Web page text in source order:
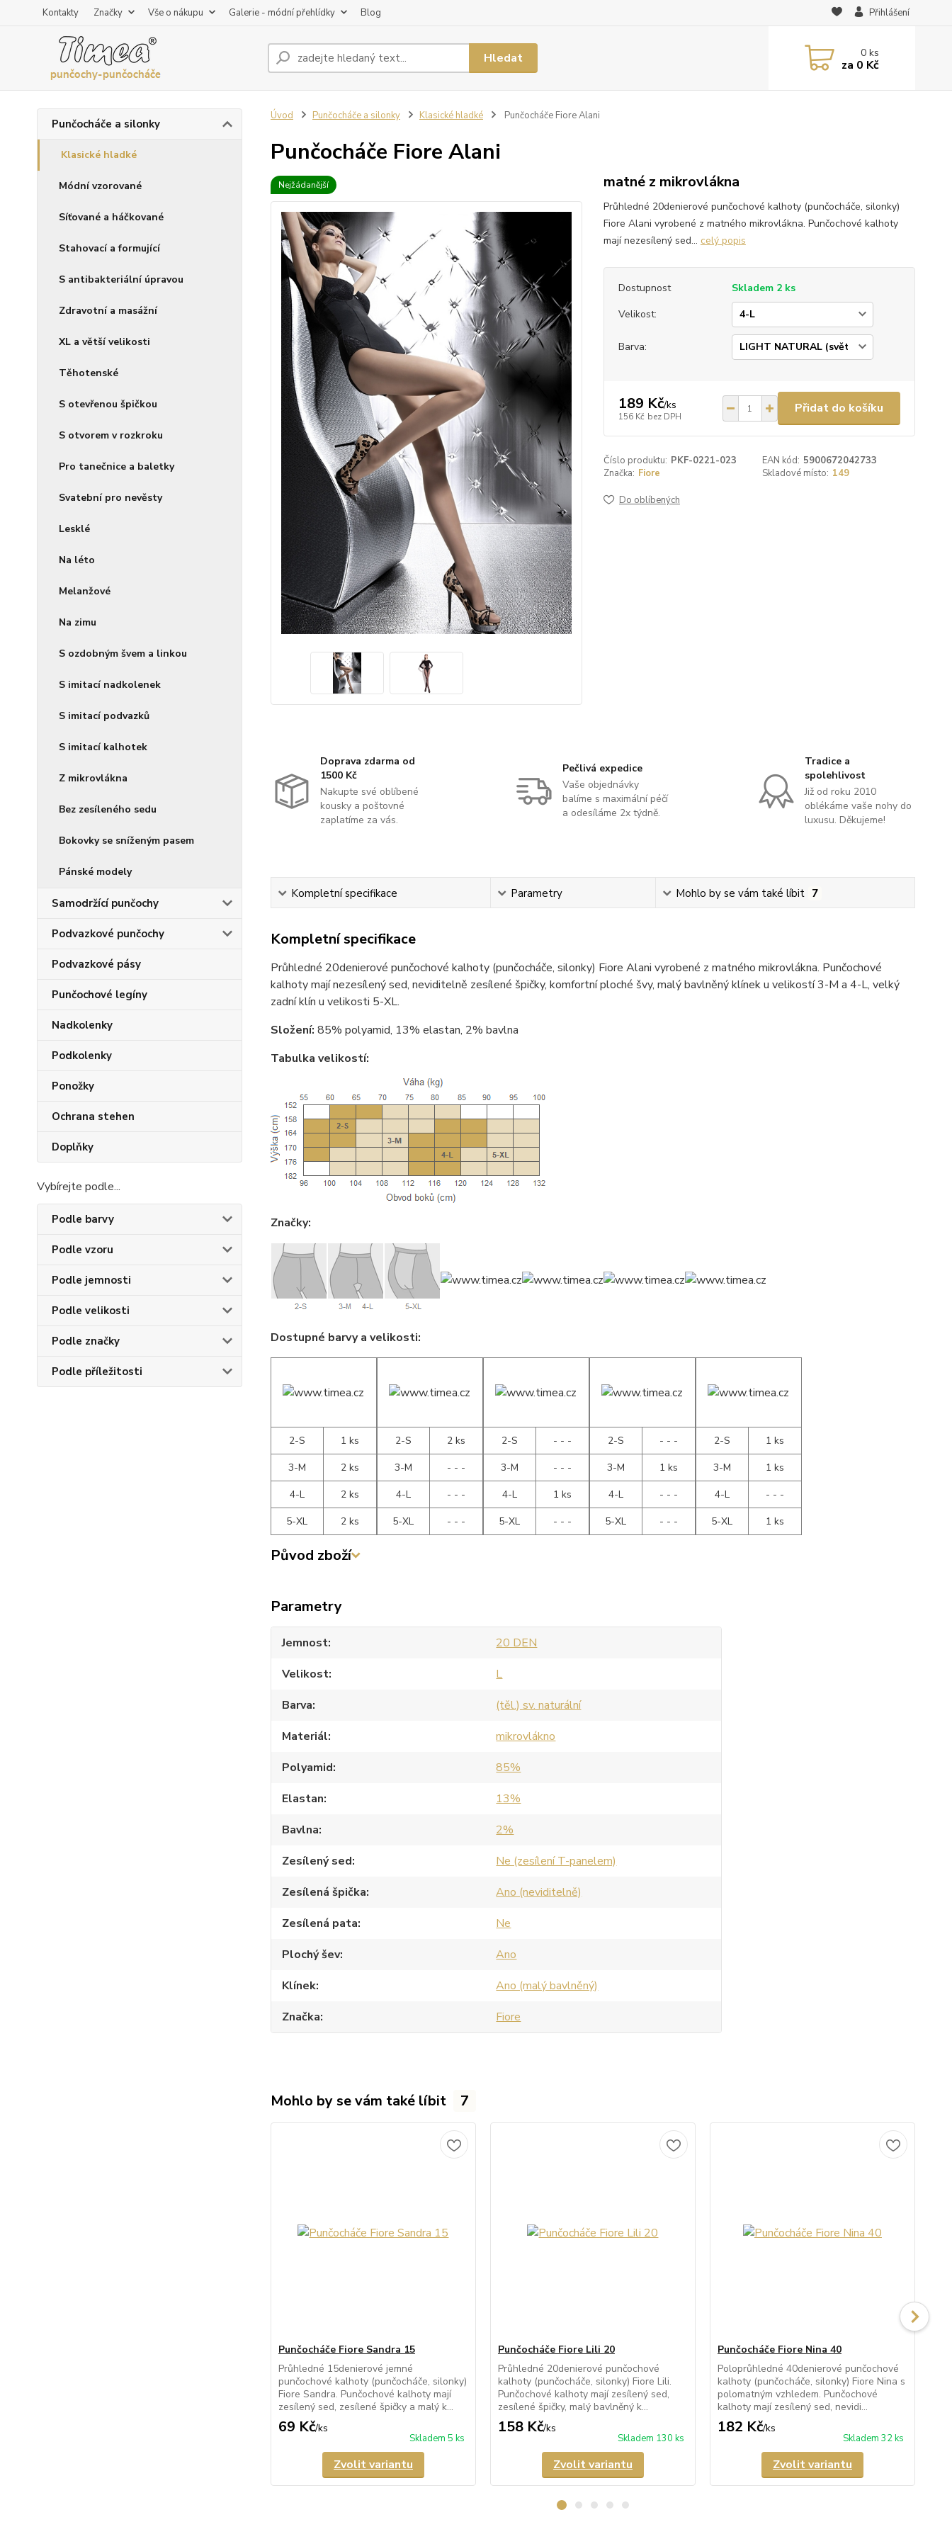
Kontakty Značky Vše o nákupu Galerie - módní přehlídky Blog Přihlášení
Hledat 0ks
za 0 Kč
Punčocháče a silonky
Klasické hladké
Módní vzorované
Síťované a háčkované
Stahovací a formující
S antibakteriální úpravou
Zdravotní a masážní
XL a větší velikosti
Těhotenské
S otevřenou špičkou
S otvorem v rozkroku
Pro tanečnice a baletky
Svatební pro nevěsty
Lesklé
Na léto
Melanžové
Na zimu
S ozdobným švem a linkou
S imitací nadkolenek
S imitací podvazků
S imitací kalhotek
Z mikrovlákna
Bez zesíleného sedu
Bokovky se sníženým pasem
Pánské modely
Samodržící punčochy
Podvazkové punčochy
Podvazkové pásy
Punčochové legíny
Nadkolenky
Podkolenky
Ponožky
Ochrana stehen
Doplňky
Vybírejte podle...
Podle barvy
Podle vzoru
Podle jemnosti
Podle velikosti
Podle značky
Podle příležitosti
Úvod Punčocháče a silonky Klasické hladké Punčocháče Fiore Alani
Punčocháče Fiore Alani
Nejžádanější matné z mikrovlákna
Průhledné 20denierové punčochové kalhoty (punčocháče, silonky)
Fiore Alani vyrobené z matného mikrovlákna. Punčochové kalhoty
mají nezesílený sed... celý popis
Dostupnost
Skladem 2 ks
Velikost:
Barva:
189 Kč/ks
156 Kč bez DPH
Přidat do košíku
Číslo produktu: PKF-0221-023 EAN kód: 5900672042733
Značka: Fiore Skladové místo: 149
Do oblíbených
Doprava zdarma od
1500 Kč
Nakupte své oblíbené
kousky a poštovné
zaplatíme za vás.
Pečlivá expedice
Vaše objednávky
balíme s maximální péčí
a odesíláme 2x týdně.
Tradice a
spolehlivost
Již od roku 2010
oblékáme vaše nohy do
luxusu. Děkujeme!
Kompletní specifikace Parametry Mohlo by se vám také líbit 7
Kompletní specifikace
Průhledné 20denierové punčochové kalhoty (punčocháče, silonky) Fiore Alani vyrobené z matného mikrovlákna. Punčochové
kalhoty mají nezesílený sed, neviditelně zesílené špičky, komfortní ploché švy, malý bavlněný klínek u velikostí 3-M a 4-L, velký
zadní klín u velikosti 5-XL.
Složení: 85% polyamid, 13% elastan, 2% bavlna
Tabulka velikostí:
Značky:
Dostupné barvy a velikosti:
2-S
1 ks
3-M
2 ks
4-L
2 ks
5-XL
2 ks
2-S
2 ks
3-M
- - -
4-L
- - -
5-XL
- - -
2-S
- - -
3-M
- - -
4-L
1 ks
5-XL
- - -
2-S
- - -
3-M
1 ks
4-L
- - -
5-XL
- - -
2-S
1 ks
3-M
1 ks
4-L
- - -
5-XL
1 ks
Původ zboží
Parametry
Jemnost
20 DEN
Velikost
L
Barva
(těl.) sv. naturální
Materiál
mikrovlákno
Polyamid
85%
Elastan
13%
Bavlna
2%
Zesílený sed
Ne (zesílení T-panelem)
Zesílená špička
Ano (neviditelně)
Zesílená pata
Ne
Plochý šev
Ano
Klínek
Ano (malý bavlněný)
Značka
Fiore
Mohlo by se vám také líbit 7
Punčocháče Fiore Sandra 15
Průhledné 15denierové jemné
punčochové kalhoty (punčocháče, silonky)
Fiore Sandra. Punčochové kalhoty mají
zesílený sed, zesílené špičky a malý k...
69 Kč/ks
Skladem 5 ks
Zvolit variantu
Punčocháče Fiore Lili 20
Průhledné 20denierové punčochové
kalhoty (punčocháče, silonky) Fiore Lili.
Punčochové kalhoty mají zesílený sed,
zesílené špičky, malý bavlněný k...
158 Kč/ks
Skladem 130 ks
Zvolit variantu
Punčocháče Fiore Nina 40
Poloprůhledné 40denierové punčochové
kalhoty (punčocháče, silonky) Fiore Nina s
polomatným vzhledem. Punčochové
kalhoty mají zesílený sed, nevidi...
182 Kč/ks
Skladem 32 ks
Zvolit variantu